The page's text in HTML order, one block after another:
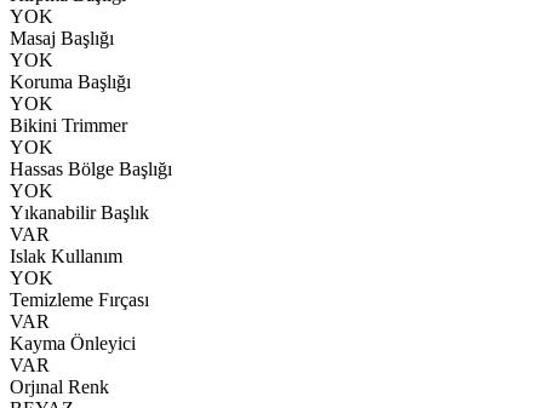
YOK
Masaj Başlığı
YOK
Koruma Başlığı
YOK
Bikini Trimmer
YOK
Hassas Bölge Başlığı
YOK
Yıkanabilir Başlık
VAR
Islak Kullanım
YOK
Temizleme Fırçası
VAR
Kayma Önleyici
VAR
Orjınal Renk